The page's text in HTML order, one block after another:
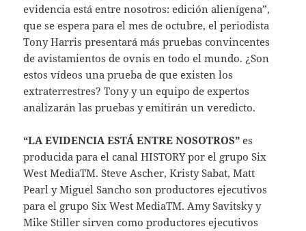
evidencia está entre nosotros: edición alienígena”,
que se espera para el mes de octubre, el periodista
Tony Harris presentará más pruebas convincentes
de avistamientos de ovnis en todo el mundo. ¿Son
estos vídeos una prueba de que existen los
extraterrestres? Tony y un equipo de expertos
analizarán las pruebas y emitirán un veredicto.
“LA EVIDENCIA ESTÁ ENTRE NOSOTROS”es
producida para el canal HISTORY por el grupo Six
West MediaTM. Steve Ascher, Kristy Sabat, Matt
Pearl y Miguel Sancho son productores ejecutivos
para el grupo Six West MediaTM. Amy Savitsky y
Mike Stiller sirven como productores ejecutivos